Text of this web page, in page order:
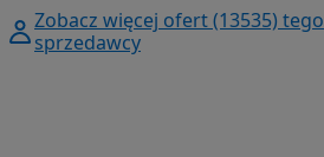
Zobacz więcej ofert (13535) tego
sprzedawcy